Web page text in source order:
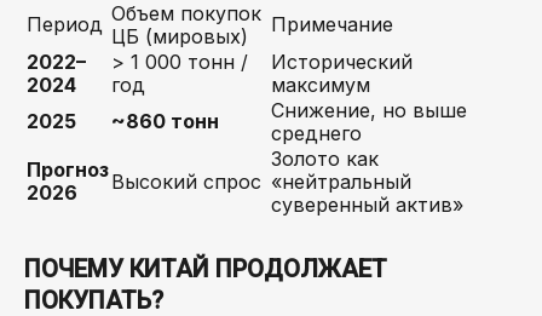
Период Объем покупок
ЦБ (мировых)
Примечание
2022–
2024
> 1 000 тонн /
год
Исторический
максимум
2025
~860 тонн
Снижение, но выше
среднего
Прогноз
2026
Высокий спрос
Золото как
«нейтральный
суверенный актив»
ПОЧЕМУ КИТАЙ ПРОДОЛЖАЕТ
ПОКУПАТЬ?